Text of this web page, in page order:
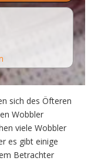
sich des Öfteren
Wobbler
viele Wobbler
es gibt einige
Betrachter